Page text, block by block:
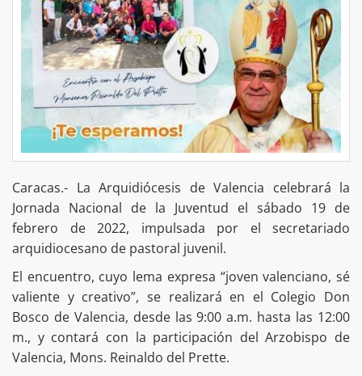
Caracas.- La Arquidiócesis de Valencia celebrará la
Jornada Nacional de la Juventud el sábado 19 de
febrero de 2022, impulsada por el secretariado
arquidiocesano de pastoral juvenil.
El encuentro, cuyo lema expresa “joven valenciano, sé
valiente y creativo”, se realizará en el Colegio Don
Bosco de Valencia, desde las 9:00 a.m. hasta las 12:00
m., y contará con la participación del Arzobispo de
Valencia, Mons. Reinaldo del Prette.